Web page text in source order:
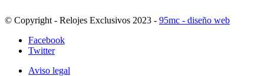
© Copyright - Relojes Exclusivos 2023 - 95mc - diseño web
Facebook
Twitter
Aviso legal